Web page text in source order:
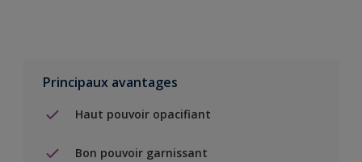
Principaux avantages
Haut pouvoir opacifiant
Bon pouvoir garnissant